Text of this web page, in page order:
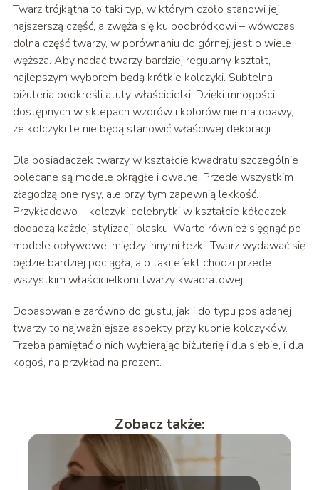
Twarz trójkątna to taki typ, w którym czoło stanowi jej
najszerszą część, a zwęża się ku podbródkowi – wówczas
dolna część twarzy, w porównaniu do górnej, jest o wiele
węższa. Aby nadać twarzy bardziej regularny kształt,
najlepszym wyborem będą krótkie kolczyki. Subtelna
biżuteria podkreśli atuty właścicielki. Dzięki mnogości
dostępnych w sklepach wzorów i kolorów nie ma obawy,
że kolczyki te nie będą stanowić właściwej dekoracji.
Dla posiadaczek twarzy w kształcie kwadratu szczególnie
polecane są modele okrągłe i owalne. Przede wszystkim
złagodzą one rysy, ale przy tym zapewnią lekkość.
Przykładowo – kolczyki celebrytki w kształcie kółeczek
dodadzą każdej stylizacji blasku. Warto również sięgnąć po
modele opływowe, między innymi łezki. Twarz wydawać się
będzie bardziej pociągła, a o taki efekt chodzi przede
wszystkim właścicielkom twarzy kwadratowej.
Dopasowanie zarówno do gustu, jak i do typu posiadanej
twarzy to najważniejsze aspekty przy kupnie kolczyków.
Trzeba pamiętać o nich wybierając biżuterię i dla siebie, i dla
kogoś, na przykład na prezent.
Zobacz także: